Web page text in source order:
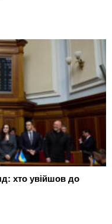
хто увійшов до